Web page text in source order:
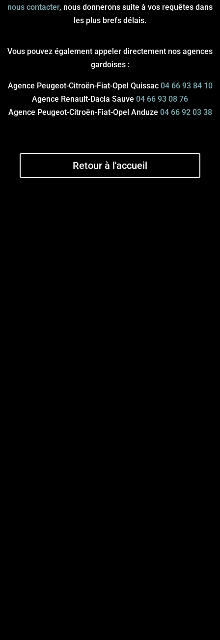
nous contacter, nous donnerons suite à vos requêtes dans
les plus brefs délais.
Vous pouvez également appeler directement nos agences
gardoises :
Agence Peugeot-Citroën-Fiat-Opel Quissac04 66 93 84 10
Agence Renault-Dacia Sauve 04 66 93 08 76
Agence Peugeot-Citroën-Fiat-Opel Anduze 04 66 92 03 38
Retour à l'accueil